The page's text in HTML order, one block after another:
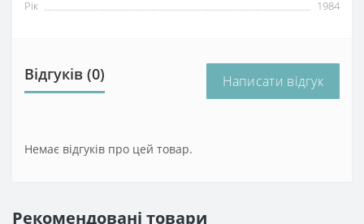
Рік
1984
Відгуків (0) Написати відгук
Немає відгуків про цей товар.
Рекомендовані товари